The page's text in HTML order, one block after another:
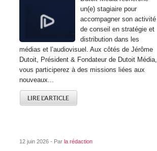
un(e) stagiaire pour
accompagner son activité
de conseil en stratégie et
distribution dans les
médias et l’audiovisuel. Aux côtés de Jérôme
Dutoit, Président & Fondateur de Dutoit Média,
vous participerez à des missions liées aux
nouveaux...
LIRE L'ARTICLE
12 juin 2026 - Par la rédaction